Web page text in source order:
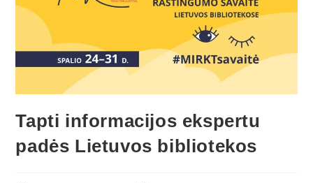
Tapti informacijos ekspertu
padės Lietuvos bibliotekos